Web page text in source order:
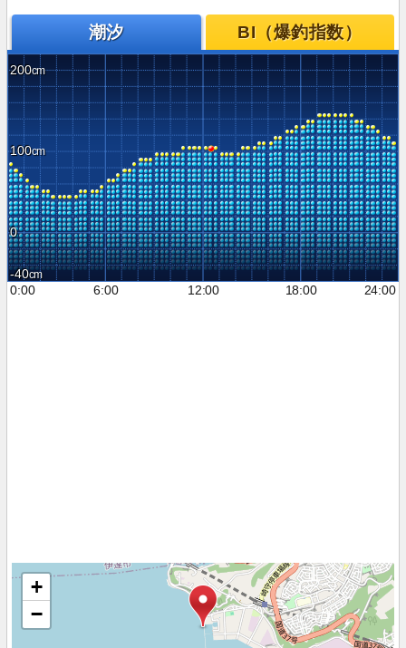
潮汐 BI（爆釣指数）
200
100
0
-40
0:00
6:00 12:00 18:00 24:00
+
−